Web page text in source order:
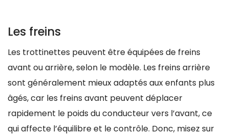
Les freins
Les trottinettes peuvent être équipées de freins
avant ou arrière, selon le modèle. Les freins arrière
sont généralement mieux adaptés aux enfants plus
âgés, car les freins avant peuvent déplacer
rapidement le poids du conducteur vers l’avant, ce
qui affecte l’équilibre et le contrôle. Donc, misez sur